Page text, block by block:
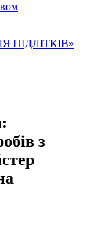
ПІДЛІТКІВ»
з